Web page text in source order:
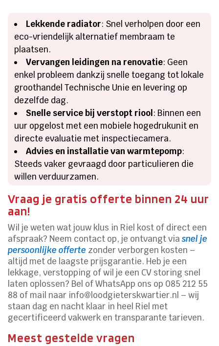
Lekkende radiator: Snel verholpen door een
eco-vriendelijk alternatief membraam te
plaatsen.
Vervangen leidingen na renovatie: Geen
enkel probleem dankzij snelle toegang tot lokale
groothandel Technische Unie en levering op
dezelfde dag.
Snelle service bij verstopt riool : Binnen een
uur opgelost met een mobiele hogedrukunit en
directe evaluatie met inspectiecamera.
Advies en installatie van warmtepomp:
Steeds vaker gevraagd door particulieren die
willen verduurzamen.
Vraag je gratis offerte binnen 24 uur
aan!
Wil je weten wat jouw klus in Riel kost of direct een
afspraak? Neem contact op, je ontvangt viasnel je
persoonlijke offerte zonder verborgen kosten –
altijd met de laagste prijsgarantie. Heb je een
lekkage, verstopping of wil je een CV storing snel
laten oplossen? Bel of WhatsApp ons op 085 212 55
88 of mail naar info@loodgieterskwartier.nl – wij
staan dag en nacht klaar in heel Riel met
gecertificeerd vakwerk en transparante tarieven.
Meest gestelde vragen